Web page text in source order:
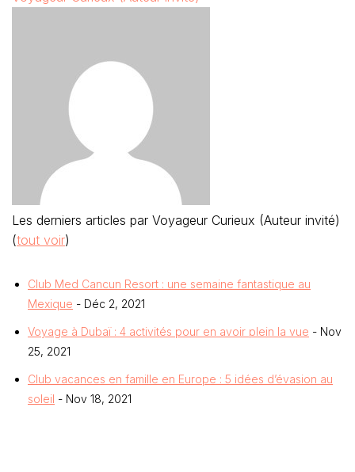
Les derniers articles par Voyageur Curieux (Auteur invité)
(tout voir)
Club Med Cancun Resort : une semaine fantastique au
Mexique - Déc 2, 2021
Voyage à Dubaï : 4 activités pour en avoir plein la vue - Nov
25, 2021
Club vacances en famille en Europe : 5 idées d’évasion au
soleil - Nov 18, 2021